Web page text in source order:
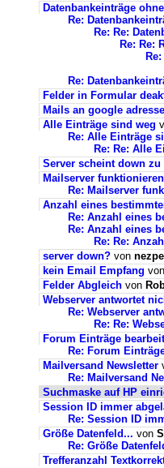
Datenbankeinträge
Re:
Re: Re:
Re: Re:
Re:
Felder in Formular
Mails an google
Alle Einträge sind weg
Re: Alle Einträge
Re: Re: Alle
Server scheint down
Mailserver
Re: Mailserver
Anzahl eines
Re: Anzahl eines
Re: Anzahl eines
Re: Re:
server down? von
kein Email Empfang von
Felder Abgleich von
Webserver antwortet
Re: Webserver
Re: Re:
Forum Einträge
Re: Forum
Mailversand Newsletter
Re: Mailversand
Suchmaske auf HP
Session ID immer
Re: Session ID
Größe Datenfeld... von
Re: Größe
Trefferanzahl